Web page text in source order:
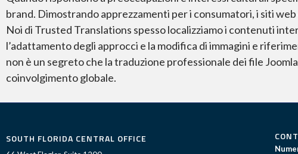
brand. Dimostrando apprezzamenti per i consumatori, i siti
Noi di Trusted Translations spesso localizziamo i contenuti
l’adattamento degli approcci e la modifica di immagini e
non è un segreto che la traduzione professionale dei file
coinvolgimento globale.
SOUTH FLORIDA CENTRAL OFFICE